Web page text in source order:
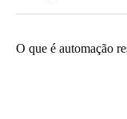
O que é automação